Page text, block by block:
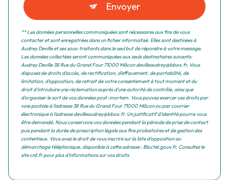
Envoyer
** Les données personnelles communiquées sont nécessaires aux fins de vous
contacter et sont enregistrées dans un fichier informatisé. Elles sont destinées à
Audrey Deville et ses sous-traitants dans le seul but de répondre à votre message.
Les données collectées seront communiquées aux seuls destinataires suivants:
Audrey Deville 38 Rue du Grand Four 71000 Mâcon devilleaudrey@bbox.fr. Vous
disposez de droits d’accès, de rectification, d’effacement, de portabilité, de
limitation, d’opposition, de retrait de votre consentement à tout moment et du
droit d’introduire une réclamation auprès d’une autorité de contrôle, ainsi que
d’organiser le sort de vos données post-mortem. Vous pouvez exercer ces droits par
voie postale à l'adresse 38 Rue du Grand Four 71000 Mâcon ou par courrier
électronique à l'adresse devilleaudrey@bbox.fr. Un justificatif d'identité pourra vous
être demandé. Nous conservons vos données pendant la période de prise de contact
puis pendant la durée de prescription légale aux fins probatoires et de gestion des
contentieux. Vous avez le droit de vous inscrire sur la liste d'opposition au
démarchage téléphonique, disponible à cette adresse : Bloctel.gouv.fr. Consultez le
site cnil.fr pour plus d’informations sur vos droits.